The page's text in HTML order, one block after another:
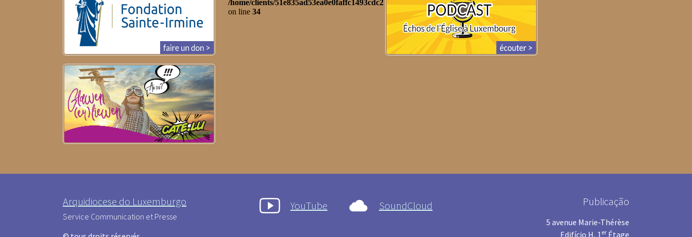
Arquidiocese do Luxemburgo
Service Communication et Presse
YouTube SoundCloud Publicação
5 avenue Marie-Thérèse
Edifício H, 1 er Étage